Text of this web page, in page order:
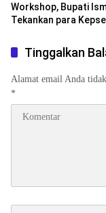
Workshop, Bupati
Tekankan para
Tinggalkan
Alamat email Anda
*